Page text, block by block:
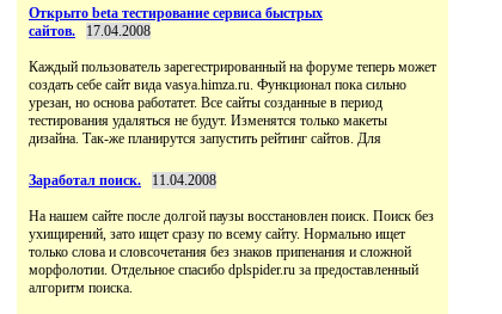
Открыто beta тестирование сервиса быстрых
сайтов.
17.04.2008
Каждый пользователь зарегестрированный на форуме теперь может
создать себе сайт вида vasya.himza.ru. Функционал пока сильно
урезан, но основа работатет. Все сайты созданные в период
тестирования удаляться не будут. Изменятся только макеты
дизайна. Так-же планирутся запустить рейтинг сайтов. Для
Заработал поиск. 11.04.2008
На нашем сайте после долгой паузы восстановлен поиск. Поиск без
ухищирений, зато ищет сразу по всему сайту. Нормально ищет
только слова и словсочетания без знаков припенания и сложной
морфолотии. Отдельное спасибо dplspider.ru за предоставленный
алгоритм поиска.